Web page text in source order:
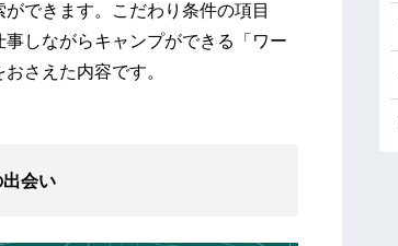
できます。こだわり条件の項目
しながらキャンプができる「ワー
さえた内容です。
出会い